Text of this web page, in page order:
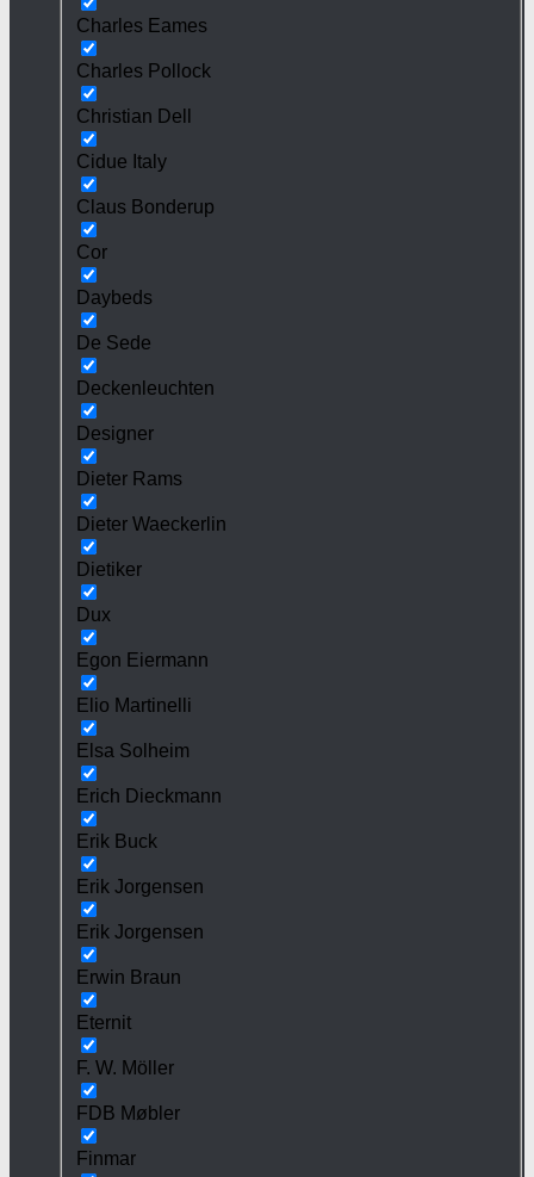
Charles Eames
Charles Pollock
Christian Dell
Cidue Italy
Claus Bonderup
Cor
Daybeds
De Sede
Deckenleuchten
Designer
Dieter Rams
Dieter Waeckerlin
Dietiker
Dux
Egon Eiermann
Elio Martinelli
Elsa Solheim
Erich Dieckmann
Erik Buck
Erik Jorgensen
Erik Jorgensen
Erwin Braun
Eternit
F. W. Möller
FDB Møbler
Finmar